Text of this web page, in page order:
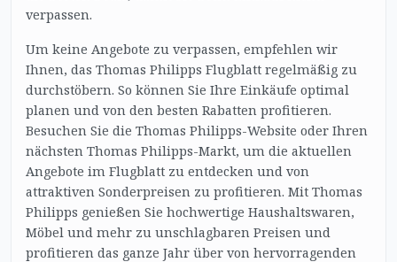
verpassen.
Um keine Angebote zu verpassen, empfehlen wir
Ihnen, das Thomas Philipps Flugblatt regelmäßig zu
durchstöbern. So können Sie Ihre Einkäufe optimal
planen und von den besten Rabatten profitieren.
Besuchen Sie die Thomas Philipps-Website oder Ihren
nächsten Thomas Philipps-Markt, um die aktuellen
Angebote im Flugblatt zu entdecken und von
attraktiven Sonderpreisen zu profitieren. Mit Thomas
Philipps genießen Sie hochwertige Haushaltswaren,
Möbel und mehr zu unschlagbaren Preisen und
profitieren das ganze Jahr über von hervorragenden